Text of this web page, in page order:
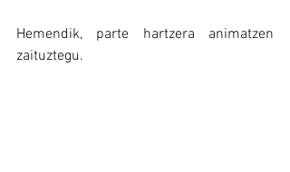
Hemendik, parte hartzera animatzen
zaituztegu.